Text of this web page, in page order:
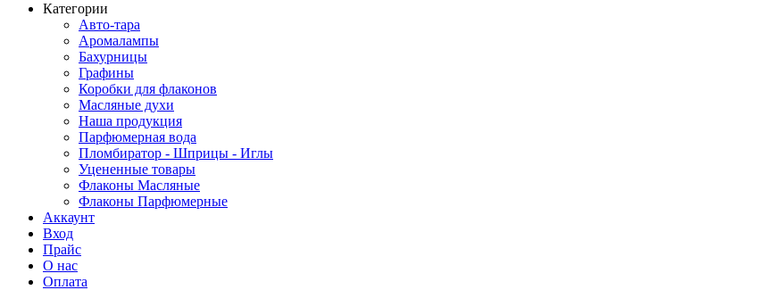
Категории
Авто-тара
Аромалампы
Бахурницы
Графины
Коробки для флаконов
Масляные духи
Наша продукция
Парфюмерная вода
Пломбиратор - Шприцы - Иглы
Уцененные товары
Флаконы Масляные
Флаконы Парфюмерные
Аккаунт
Вход
Прайс
О нас
Оплата